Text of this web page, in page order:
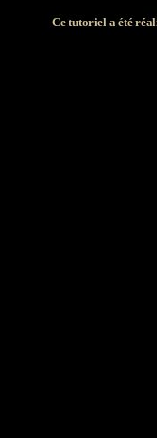
Ce tutoriel a été